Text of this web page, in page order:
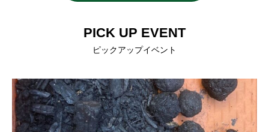
PICK UP EVENT
ピックアップイベント